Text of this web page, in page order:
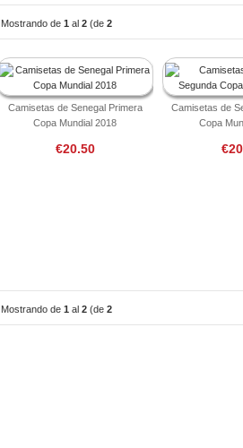
Mostrando de1 al2 (de2
productos)
Camisetas de Senegal Primera
Copa Mundial 2018
€20.50
Camisetas de
Copa
Mostrando de1 al2 (de2
productos)